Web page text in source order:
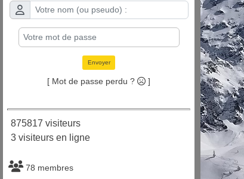
Envoyer
[ Mot de passe perdu ? ]
875817 visiteurs
3 visiteurs en ligne
78 membres